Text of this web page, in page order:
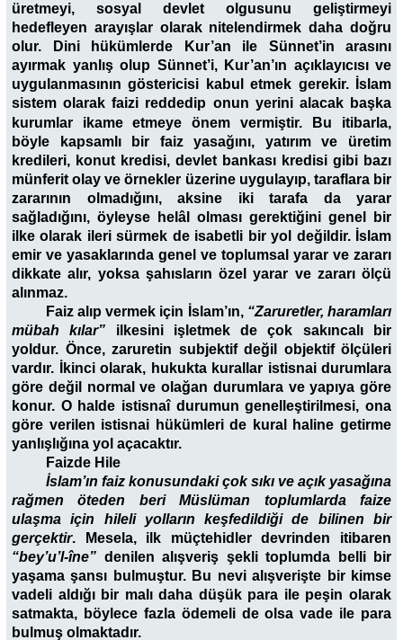
üretmeyi, sosyal devlet olgusunu geliştirmeyi
hedefleyen arayışlar olarak nitelendirmek daha doğru
olur. Dini hükümlerde Kur’an ile Sünnet’in arasını
ayırmak yanlış olup Sünnet’i, Kur’an’ın açıklayıcısı ve
uygulanmasının göstericisi kabul etmek gerekir. İslam
sistem olarak faizi reddedip onun yerini alacak başka
kurumlar ikame etmeye önem vermiştir.
Bu itibarla,
böyle kapsamlı bir faiz yasağını, yatırım ve üretim
kredileri, konut kredisi, devlet bankası kredisi gibi bazı
münferit olay ve örnekler üzerine uygulayıp, taraflara bir
zararının olmadığını, aksine iki tarafa da yarar
sağladığını, öyleyse helâl olması gerektiğini genel bir
ilke olarak ileri sürmek de isabetli bir yol değildir. İslam
emir ve yasaklarında genel ve toplumsal yarar ve zararı
dikkate alır, yoksa şahısların özel yarar ve zararı ölçü
alınmaz.
Faiz alıp vermek için İslam’ın, “Zaruretler, haramları
mübah kılar” ilkesini işletmek de çok sakıncalı bir
yoldur. Önce, zaruretin subjektif değil objektif ölçüleri
vardır. İkinci olarak, hukukta kurallar istisnai durumlara
göre değil normal ve olağan durumlara ve yapıya göre
konur. O halde istisnaî durumun genelleştirilmesi, ona
göre verilen istisnai hükümleri de kural haline getirme
yanlışlığına yol açacaktır.
Faizde Hile
İslam’ın faiz konusundaki çok sıkı ve açık yasağına
rağmen öteden beri Müslüman toplumlarda faize
ulaşma için hileli yolların keşfedildiği de bilinen bir
gerçektir. Mesela, ilk müçtehidler devrinden itibaren
“bey’u’l-îne” denilen alışveriş şekli toplumda belli bir
yaşama şansı bulmuştur. Bu nevi alışverişte bir kimse
vadeli aldığı bir malı daha düşük para ile peşin olarak
satmakta, böylece fazla ödemeli de olsa vade ile para
bulmuş olmaktadır.